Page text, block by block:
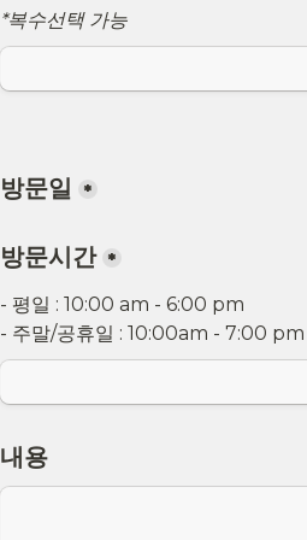
*복수선택 가능
방문일 *
방문시간 *
- 평일 : 10:00 am - 6:00 pm
- 주말/공휴일 : 10:00am - 7:00 pm
내용